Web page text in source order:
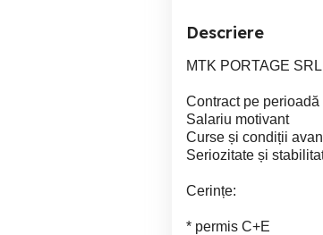
Descriere
MTK PORTAGE
Contract pe
Salariu motivant
Curse și condiții
Seriozitate și
Cerințe:
* permis C+E